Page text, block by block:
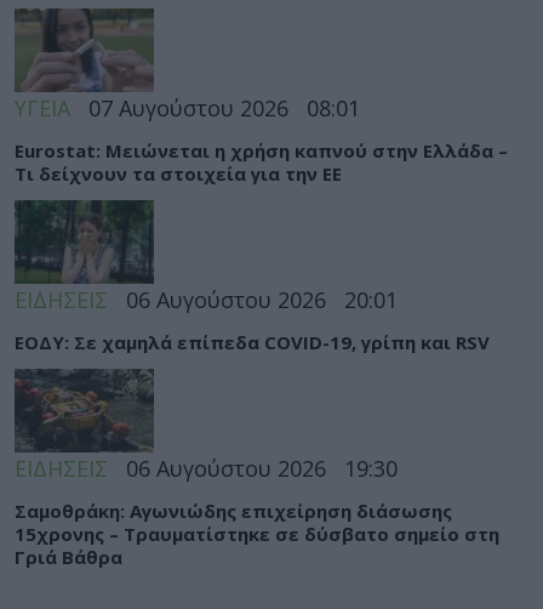
ΥΓΕΙΑ 07 Αυγούστου 2026 08:01
Eurostat: Μειώνεται η χρήση καπνού στην Ελλάδα –
Τι δείχνουν τα στοιχεία για την ΕΕ
ΕΙΔΗΣΕΙΣ 06 Αυγούστου 2026 20:01
ΕΟΔΥ: Σε χαμηλά επίπεδα COVID-19, γρίπη και RSV
ΕΙΔΗΣΕΙΣ 06 Αυγούστου 2026 19:30
Σαμοθράκη: Αγωνιώδης επιχείρηση διάσωσης
15χρονης – Τραυματίστηκε σε δύσβατο σημείο στη
Γριά Βάθρα